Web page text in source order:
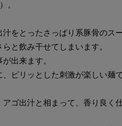
。
をとったさっぱり系豚骨のス
と飲み干せてしまいます。
出来ます。
ピリッとした刺激が楽しい麺で
ゴ出汁と相まって、香り良く